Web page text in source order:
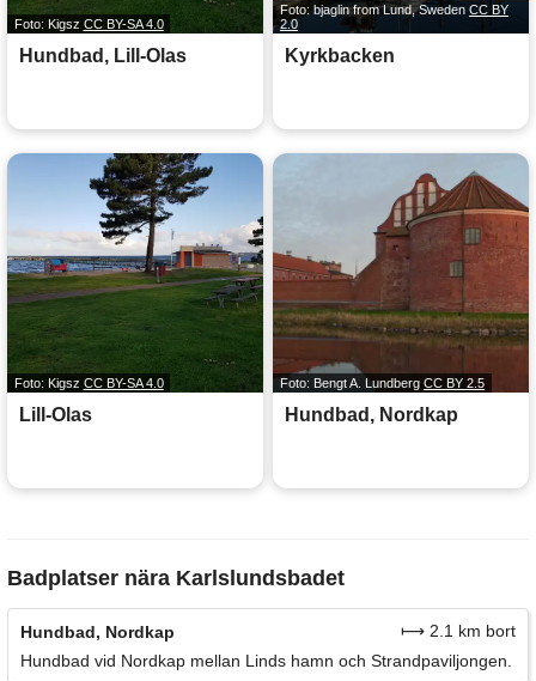
Foto: Kigsz CC BY-SA 4.0
Hundbad, Lill-Olas
Foto: bjaglin from Lund, Sweden CC BY
2.0
Kyrkbacken
Foto: Kigsz CC BY-SA 4.0
Lill-Olas
Foto: Bengt A. Lundberg CC BY 2.5
Hundbad, Nordkap
Badplatser nära Karlslundsbadet
Hundbad, Nordkap
⟼ 2.1 km bort
Hundbad vid Nordkap mellan Linds hamn och Strandpaviljongen.